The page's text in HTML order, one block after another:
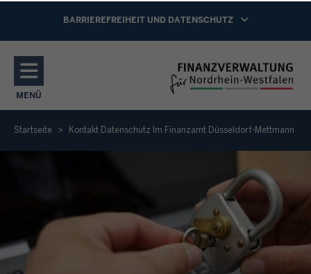
Direkt zum Inhalt
NAVIGATION AKTIVIEREN/DEAKTIVIEREN:
BARRIEREFREIHEIT UND DATENSCHUTZ
MENÜ
NAVIGATION AKTIVIEREN/DEAKTIVIEREN: HAUPTMENÜ
Startseite Kontakt Datenschutz Im Finanzamt Düsseldorf-Mettmann